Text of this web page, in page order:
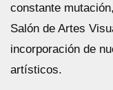
constante
Salón de Artes
incorporación de
artísticos.